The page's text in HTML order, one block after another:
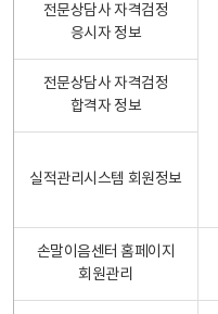
전문상담사 자격검정
응시자 정보
전문상담사 자격검정
합격자 정보
실적관리시스템 회원정보
손말이음센터 홈페이지
회원관리